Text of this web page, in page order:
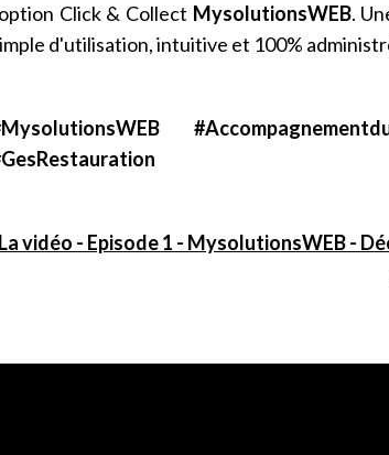
Click & Collect MysolutionsWEB.
d'utilisation, intuitive et 100%
La vidéo - Episode 1 - MysolutionsWEB -